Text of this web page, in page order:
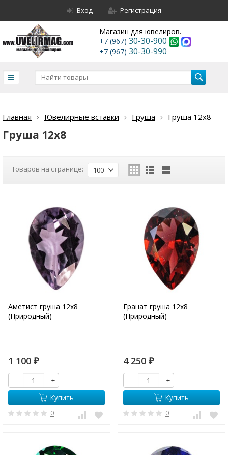
Вход Регистрация
Магазин для ювелиров.
+7 (967) 30-30-900
+7 (967) 30-30-990
Главная Ювелирные вставки Груша Груша 12х8
Груша 12х8
Товаров на странице: 100
Аметист груша 12х8
(Природный)
1 100 ₽
-
+
Купить
0
Гранат груша 12х8
(Природный)
4 250 ₽
-
+
Купить
0